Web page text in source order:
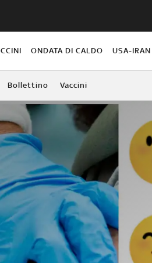
ONDATA DI CALDO USA-IRAN
Bollettino Vaccini